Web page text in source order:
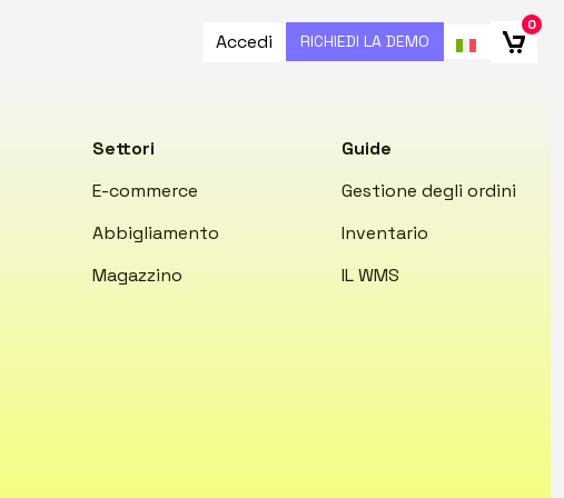
Accedi RICHIEDI LA DEMO
0
Settori
E-commerce
Abbigliamento
Magazzino
Guide
Gestione degli ordini
Inventario
IL WMS